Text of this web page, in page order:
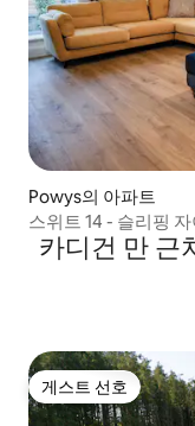
Powys의 아파트
스위트 14 - 슬리핑
카디건 만 근
게스트 선호
게스트 선호